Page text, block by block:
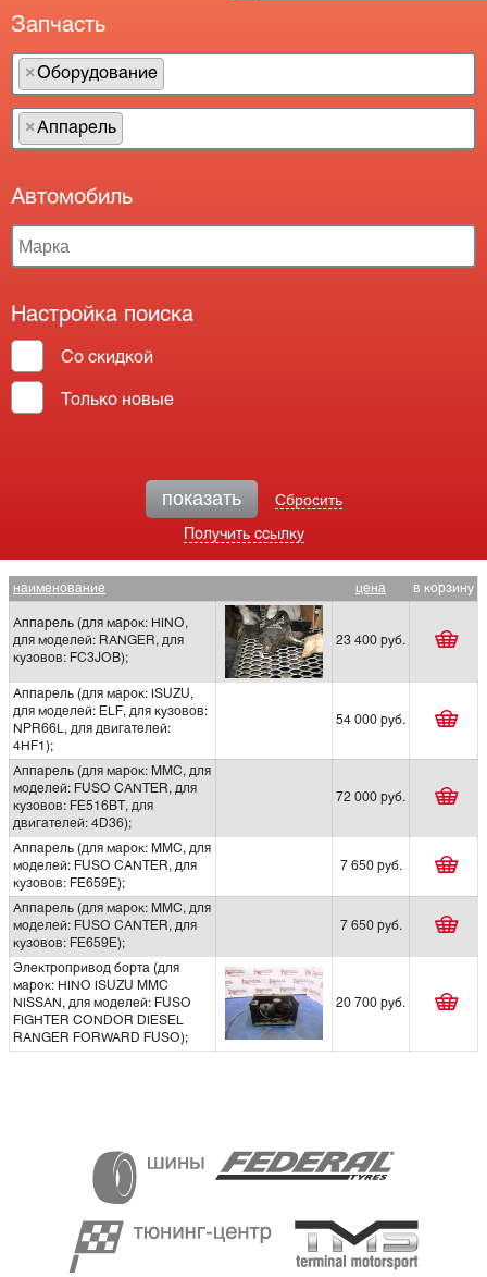
Запчасть
×Оборудование
×Аппарель
Автомобиль
Настройка поиска
Со скидкой
Только новые
показать Сбросить
Получить ссылку
наименование цена в корзину
Аппарель (для марок: HINO,
для моделей: RANGER, для
кузовов: FC3JOB);
23 400 руб.
Аппарель (для марок: ISUZU,
для моделей: ELF, для кузовов:
NPR66L, для двигателей:
4HF1);
54 000 руб.
Аппарель (для марок: MMC, для
моделей: FUSO CANTER, для
кузовов: FE516BT, для
двигателей: 4D36);
72 000 руб.
Аппарель (для марок: MMC, для
моделей: FUSO CANTER, для
кузовов: FE659E);
7 650 руб.
Аппарель (для марок: MMC, для
моделей: FUSO CANTER, для
кузовов: FE659E);
7 650 руб.
Электропривод борта (для
марок: HINO ISUZU MMC
NISSAN, для моделей: FUSO
FIGHTER CONDOR DIESEL
RANGER FORWARD FUSO);
20 700 руб.